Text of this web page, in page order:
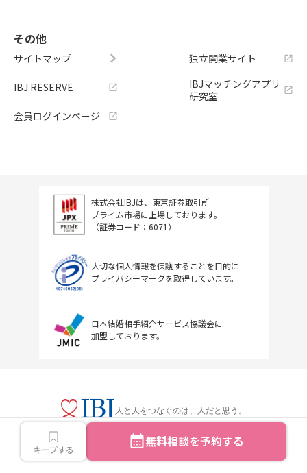
キープする 無料相談を予約する
その他
サイトマップ
IBJ RESERVE
会員ログインページ
独立開業サイト
IBJマッチングアプリ
研究室
株式会社IBJは、東京証券取引所
プライム市場に上場しております。
（証券コード：6071）
大切な個人情報を保護することを目的に
プライバシーマークを取得しています。
日本結婚相手紹介サービス協議会に
加盟しております。
人と人をつなぐのは、人だと思う。